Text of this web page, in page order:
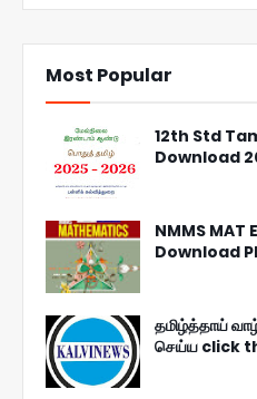
Most Popular
12th Std
Download
NMMS MAT
Download
தமிழ்த்தாய்
செய்ய click